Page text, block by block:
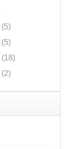
(5)
(5)
(18)
(2)